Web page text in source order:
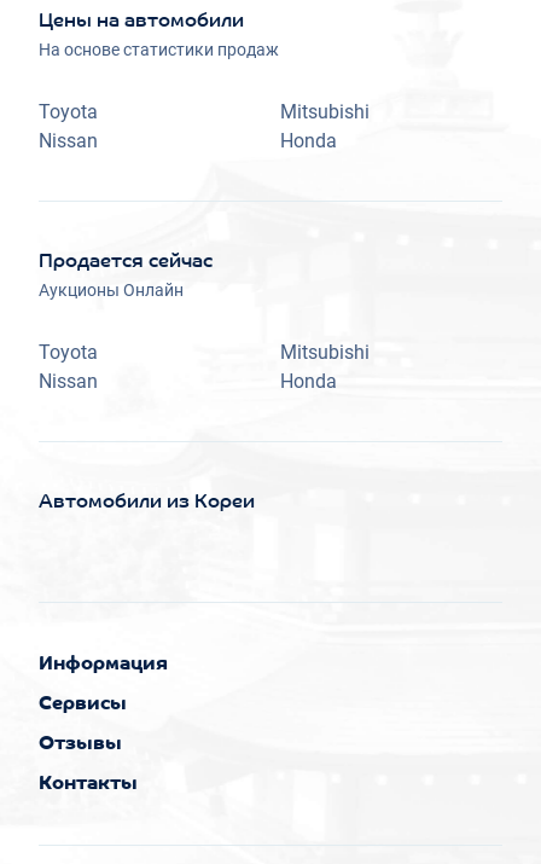
Цены на автомобили
На основе статистики продаж
Toyota
Nissan
Mitsubishi
Honda
Продается сейчас
Аукционы Онлайн
Toyota
Nissan
Mitsubishi
Honda
Автомобили из Кореи
Информация
Сервисы
Отзывы
Контакты